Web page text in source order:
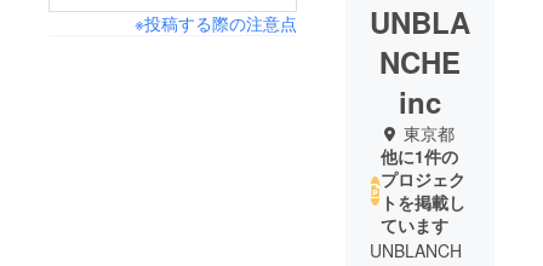
※投稿する際の注意点
UNBLA
NCHE
inc
東京都
他に1件の
プロジェク
トを掲載し
ています
UNBLANCH